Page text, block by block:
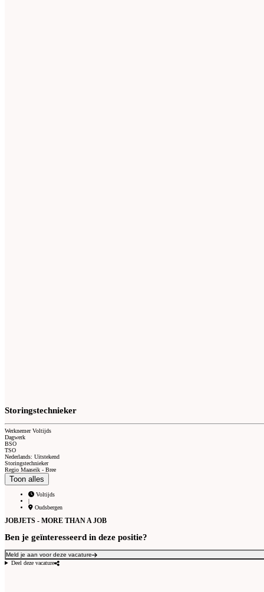
Storingstechnieker
Werknemer Voltijds
Dagwerk
BSO
TSO
Nederlands: Uitstekend
Storingstechnieker
Regio Maaseik - Bree
Toon alles
Voltijds
|
Oudsbergen
JOBJETS - MORE THAN A JOB
Ben je geïnteresseerd in deze positie?
Meld je aan voor deze vacature
Deel deze vacature